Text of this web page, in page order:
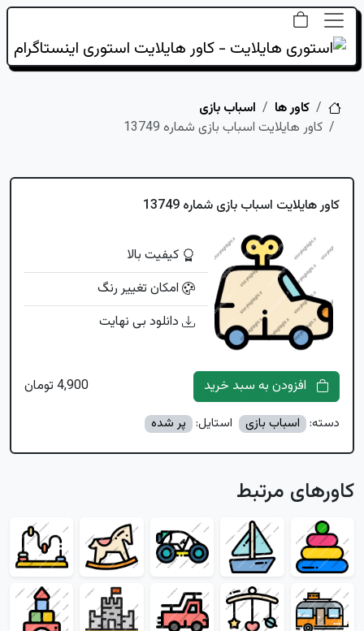
خانهکاور ها
اسباب بازی
کاور هایلایت اسباب بازی شماره 13749
کاور هایلایت اسباب بازی شماره 13749
کیفیت بالا
امکان تغییر رنگ
دانلود بی نهایت
4,900 تومان
دسته: اسباب بازی استایل: پر شده
کاورهای مرتبط